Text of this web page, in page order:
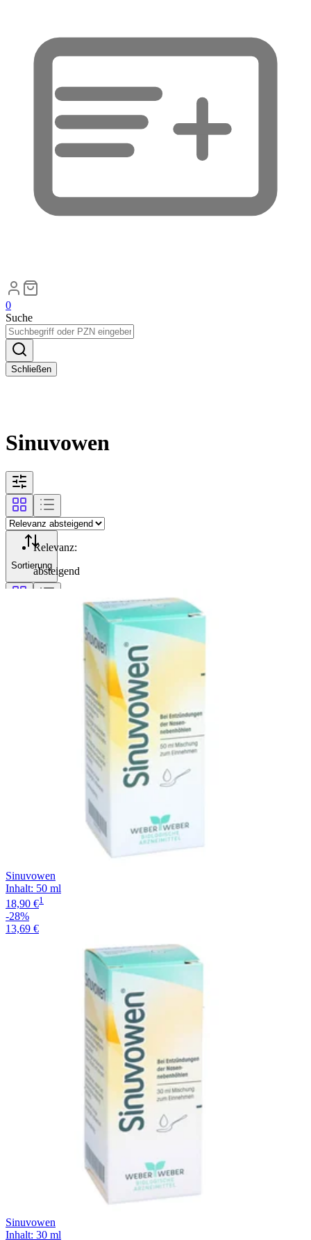
0
Suche
Schließen
Sinuvowen
Sortierung
Relevanz:
absteigend
Sinuvowen
Inhalt: 50 ml
18,90 €1
-28%
13,69 €
Sinuvowen
Inhalt: 30 ml